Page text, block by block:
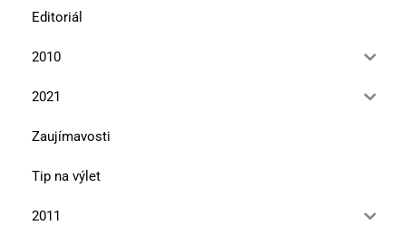
Editoriál
2010
2021
Zaujímavosti
Tip na výlet
2011